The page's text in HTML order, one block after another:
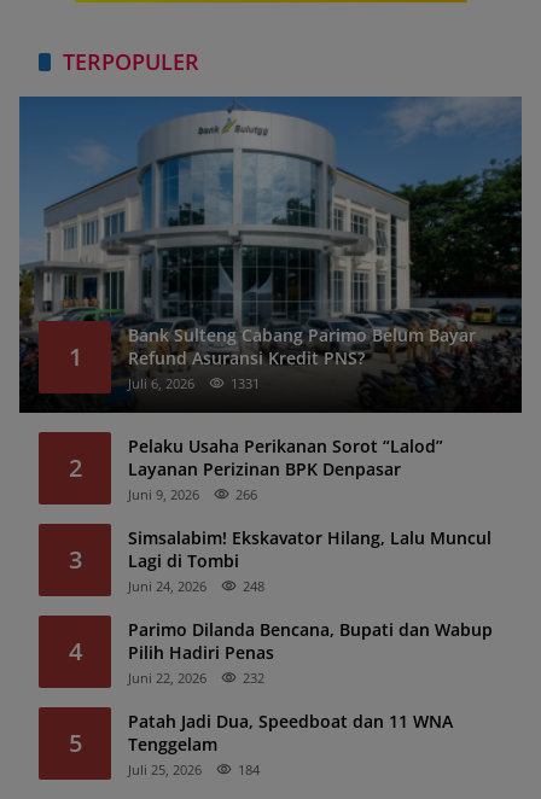
TERPOPULER
1
Bank Sulteng Cabang Parimo Belum Bayar
Refund Asuransi Kredit PNS?
Juli 6, 2026 1331
2
Pelaku Usaha Perikanan Sorot “Lalod”
Layanan Perizinan BPK Denpasar
Juni 9, 2026 266
3
Simsalabim! Ekskavator Hilang, Lalu Muncul
Lagi di Tombi
Juni 24, 2026 248
4
Parimo Dilanda Bencana, Bupati dan Wabup
Pilih Hadiri Penas
Juni 22, 2026 232
5
Patah Jadi Dua, Speedboat dan 11 WNA
Tenggelam
Juli 25, 2026 184